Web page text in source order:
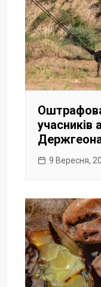
учасників
9 Вересня,